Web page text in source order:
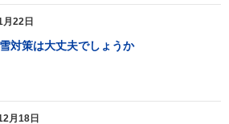
月22日
対策は大丈夫でしょうか
月18日